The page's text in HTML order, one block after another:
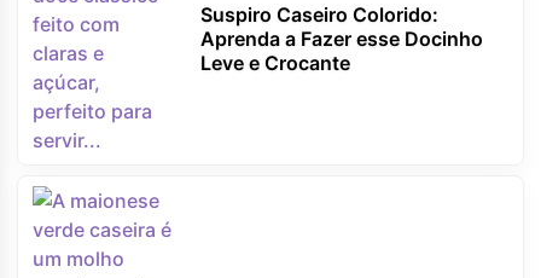
Suspiro Caseiro Colorido:
Aprenda a Fazer esse Docinho
Leve e Crocante